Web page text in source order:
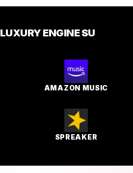
LUXURY ENGINESU
AMAZON MUSIC
SPREAKER